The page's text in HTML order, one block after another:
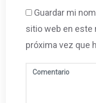
Guardar mi
sitio web en este
próxima vez que